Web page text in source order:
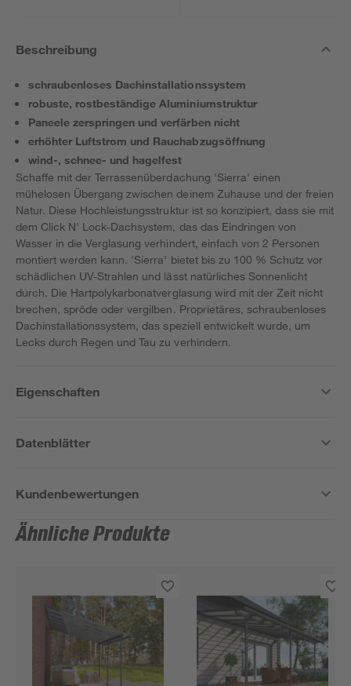
Beschreibung
schraubenloses Dachinstallationssystem
robuste, rostbeständige Aluminiumstruktur
Paneele zerspringen und verfärben nicht
erhöhter Luftstrom und Rauchabzugsöffnung
wind-, schnee- und hagelfest
Schaffe mit der Terrassenüberdachung 'Sierra' einen
mühelosen Übergang zwischen deinem Zuhause und der freien
Natur. Diese Hochleistungsstruktur ist so konzipiert, dass sie mit
dem Click N' Lock-Dachsystem, das das Eindringen von
Wasser in die Verglasung verhindert, einfach von 2 Personen
montiert werden kann. 'Sierra' bietet bis zu 100 % Schutz vor
schädlichen UV-Strahlen und lässt natürliches Sonnenlicht
durch. Die Hartpolykarbonatverglasung wird mit der Zeit nicht
brechen, spröde oder vergilben. Proprietäres, schraubenloses
Dachinstallationssystem, das speziell entwickelt wurde, um
Lecks durch Regen und Tau zu verhindern.
Eigenschaften
Datenblätter
Kundenbewertungen
Ähnliche Produkte